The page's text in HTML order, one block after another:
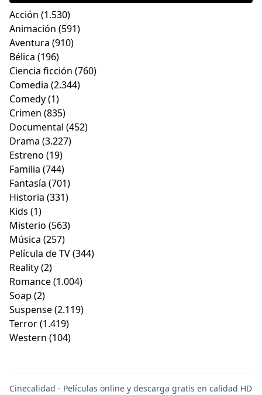
Acción (1.530)
Animación (591)
Aventura (910)
Bélica (196)
Ciencia ficción (760)
Comedia (2.344)
Comedy(1)
Crimen (835)
Documental (452)
Drama (3.227)
Estreno (19)
Familia (744)
Fantasía (701)
Historia (331)
Kids (1)
Misterio (563)
Música (257)
Película de TV(344)
Reality(2)
Romance(1.004)
Soap (2)
Suspense(2.119)
Terror(1.419)
Western (104)
Cinecalidad - Películas online y descarga gratis en calidad HD